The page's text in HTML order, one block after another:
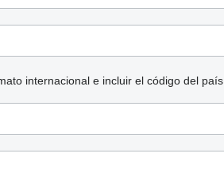
internacional e incluir el código del país.